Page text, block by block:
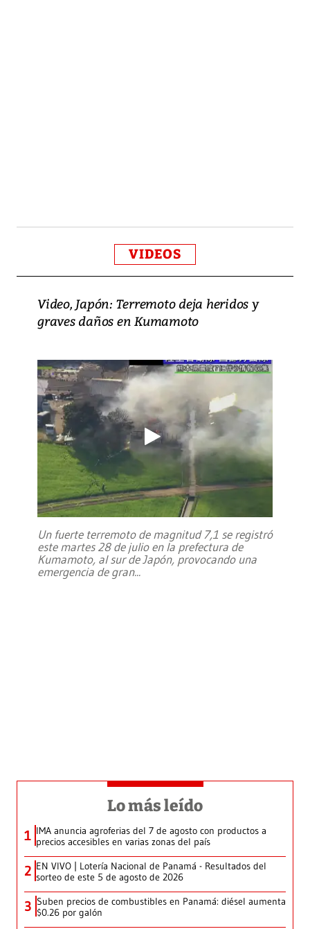
VIDEOS
Video, Japón: Terremoto deja heridos y
graves daños en Kumamoto
Un fuerte terremoto de magnitud 7,1 se registró
este martes 28 de julio en la prefectura de
Kumamoto, al sur de Japón, provocando una
emergencia de gran...
Lo más leído
1 IMA anuncia agroferias del 7 de agosto con productos a
precios accesibles en varias zonas del país
2 EN VIVO | Lotería Nacional de Panamá - Resultados del
sorteo de este 5 de agosto de 2026
3 Suben precios de combustibles en Panamá: diésel aumenta
$0.26 por galón